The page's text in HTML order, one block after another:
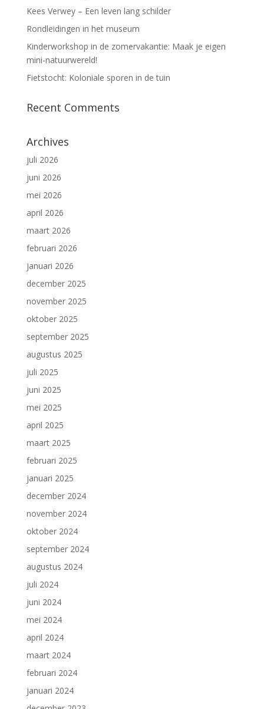
Kees Verwey – Een leven lang schilder
Rondleidingen in het museum
Kinderworkshop in de zomervakantie: Maak je eigen
mini-natuurwereld!
Fietstocht: Koloniale sporen in de tuin
Recent Comments
Archives
juli 2026
juni 2026
mei 2026
april 2026
maart 2026
februari 2026
januari 2026
december 2025
november 2025
oktober 2025
september 2025
augustus 2025
juli 2025
juni 2025
mei 2025
april 2025
maart 2025
februari 2025
januari 2025
december 2024
november 2024
oktober 2024
september 2024
augustus 2024
juli 2024
juni 2024
mei 2024
april 2024
maart 2024
februari 2024
januari 2024